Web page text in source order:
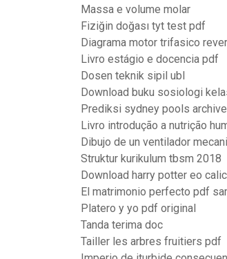
Massa e volume molar
Fiziğin doğası tyt test pdf
Diagrama motor trifasico
Livro estágio e docencia pdf
Dosen teknik sipil ubl
Download buku sosiologi
Prediksi sydney pools
Livro introdução a nutrição
Dibujo de un ventilador
Struktur kurikulum tbsm 2018
Download harry potter eo
El matrimonio perfecto pdf
Platero y yo pdf original
Tanda terima doc
Tailler les arbres fruitiers pdf